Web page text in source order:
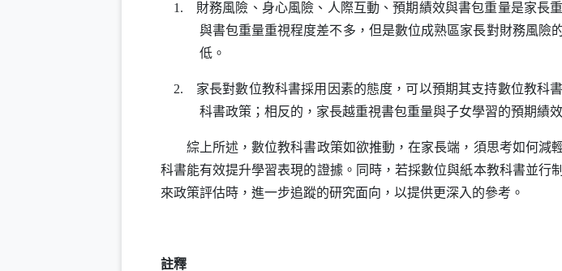
1. 財務風險、身心風險、人際互動、預期績效與書包重量是家長
與書包重量重視程度差不多，但是數位成熟區家長對財務風險
低。
2. 家長對數位教科書採用因素的態度，可以預期其支持數位教科
科書政策；相反的，家長越重視書包重量與子女學習的預期績
綜上所述，數位教科書政策如欲推動，在家長端，須思考如何減
科書能有效提升學習表現的證據。同時，若採數位與紙本教科書並
來政策評估時，進一步追蹤的研究面向，以提供更深入的參考。
註釋